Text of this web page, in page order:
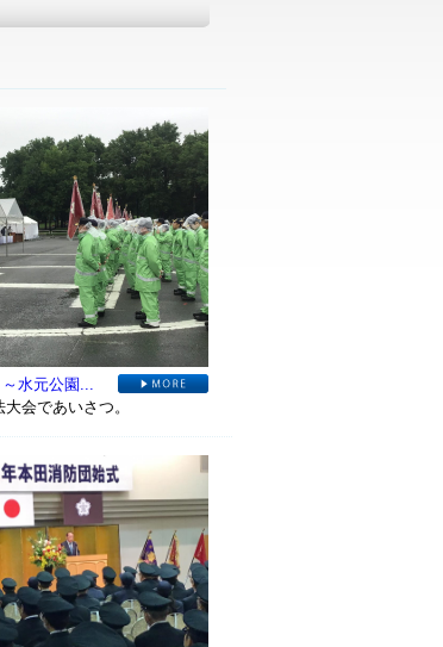
水元公園...
会であいさつ。